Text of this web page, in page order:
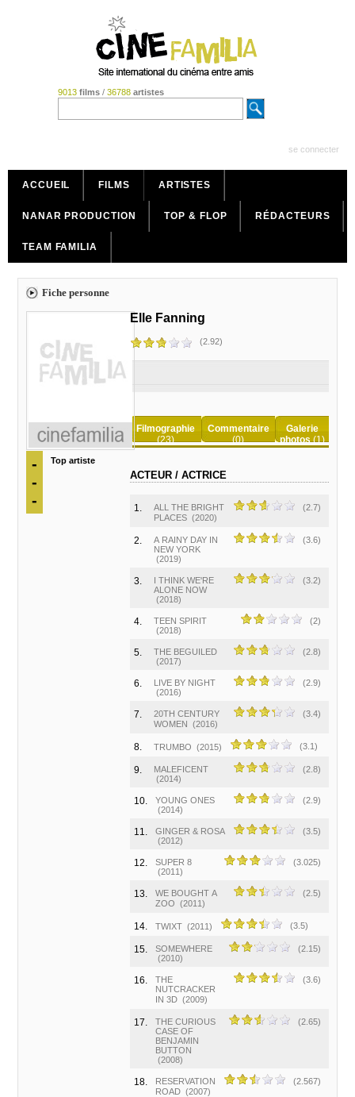
9013 films/ 36788 artistes
se connecter
ACCUEIL FILMS ARTISTES
NANAR PRODUCTION TOP & FLOP RÉDACTEURS
TEAM FAMILIA
Fiche personne
-
-
-
Top artiste
Elle Fanning
(2.92)
Filmographie
(23)
Commentaire
(0)
Galerie
photos(1)
ACTEUR / ACTRICE
1.
ALL THE BRIGHT
PLACES (2020)
(2.7)
2.
A RAINY DAY IN
NEW YORK
(2019)
(3.6)
3.
I THINK WE'RE
ALONE NOW
(2018)
(3.2)
4.
TEEN SPIRIT
(2018)
(2)
5.
THE BEGUILED
(2017)
(2.8)
6.
LIVE BY NIGHT
(2016)
(2.9)
7.
20TH CENTURY
WOMEN (2016)
(3.4)
8. TRUMBO (2015) (3.1)
9.
MALEFICENT
(2014)
(2.8)
10.
YOUNG ONES
(2014)
(2.9)
11.
GINGER & ROSA
(2012)
(3.5)
12.
SUPER 8
(2011)
(3.025)
13.
WE BOUGHT A
ZOO (2011)
(2.5)
14. TWIXT (2011) (3.5)
15.
SOMEWHERE
(2010)
(2.15)
16.
THE
NUTCRACKER
IN 3D (2009)
(3.6)
17.
THE CURIOUS
CASE OF
BENJAMIN
BUTTON
(2008)
(2.65)
18.
RESERVATION
ROAD (2007)
(2.567)